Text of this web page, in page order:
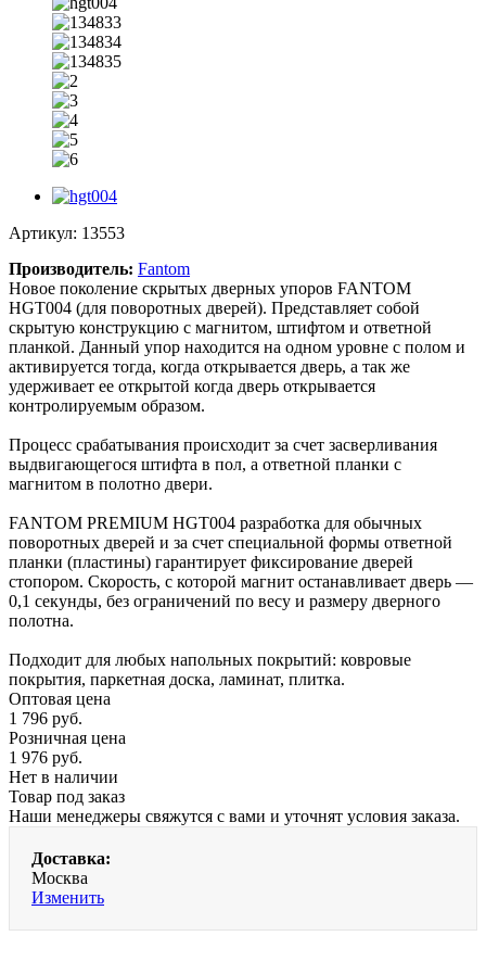
Артикул: 13553
Производитель: Fantom
Новое поколение скрытых дверных упоров FANTOM
HGT004 (для поворотных дверей). Представляет собой
скрытую конструкцию с магнитом, штифтом и ответной
планкой. Данный упор находится на одном уровне с полом и
активируется тогда, когда открывается дверь, а так же
удерживает ее открытой когда дверь открывается
контролируемым образом.
Процесс срабатывания происходит за счет засверливания
выдвигающегося штифта в пол, а ответной планки с
магнитом в полотно двери.
FANTOM PREMIUM HGT004 разработка для обычных
поворотных дверей и за счет специальной формы ответной
планки (пластины) гарантирует фиксирование дверей
стопором. Скорость, с которой магнит останавливает дверь —
0,1 секунды, без ограничений по весу и размеру дверного
полотна.
Подходит для любых напольных покрытий: ковровые
покрытия, паркетная доска, ламинат, плитка.
Оптовая цена
1 796 руб.
Розничная цена
1 976 руб.
Нет в наличии
Товар под заказ
Наши менеджеры свяжутся с вами и уточнят условия заказа.
Доставка:
Москва
Изменить